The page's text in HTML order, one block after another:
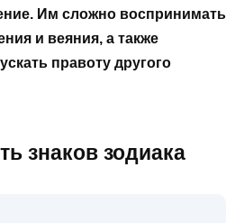
Им сложно воспринимать
и веяния, а также
правоту другого
знаков зодиака